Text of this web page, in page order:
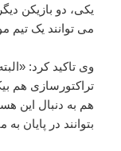
یکی، دو بازیکن
می توانند یک تیم
وی تاکید کرد:
تراکتورسازی هم
هم به دنبال این
بتوانند در پایان